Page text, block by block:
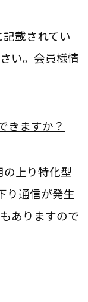
載されてい
い。会員様情
きますか？
上り特化型
り通信が発生
ありますので